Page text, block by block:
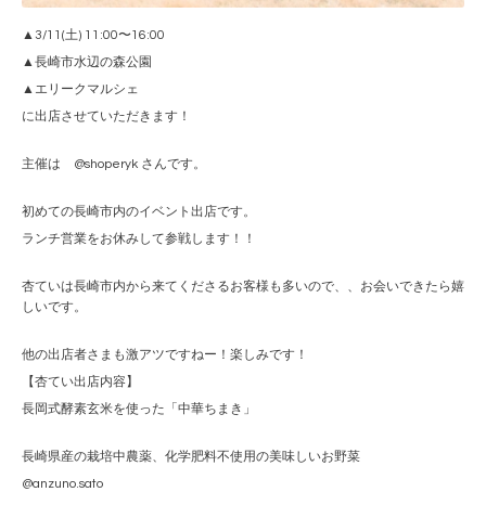
▲3/11(土) 11:00〜16:00
▲長崎市水辺の森公園
▲エリークマルシェ
に出店させていただきます！
主催は @shoperyk さんです。
初めての長崎市内のイベント出店です。
ランチ営業をお休みして参戦します！！
杏ていは長崎市内から来てくださるお客様も多いので、、お会いできたら嬉
しいです。
他の出店者さまも激アツですねー！楽しみです！
【杏てい出店内容】
長岡式酵素玄米を使った「中華ちまき」
長崎県産の栽培中農薬、化学肥料不使用の美味しいお野菜
@anzuno.sato